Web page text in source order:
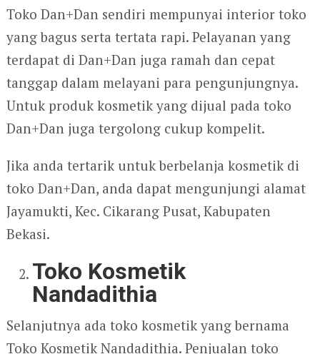
Toko Dan+Dan sendiri mempunyai interior toko
yang bagus serta tertata rapi. Pelayanan yang
terdapat di Dan+Dan juga ramah dan cepat
tanggap dalam melayani para pengunjungnya.
Untuk produk kosmetik yang dijual pada toko
Dan+Dan juga tergolong cukup kompelit.
Jika anda tertarik untuk berbelanja kosmetik di
toko Dan+Dan, anda dapat mengunjungi alamat
Jayamukti, Kec. Cikarang Pusat, Kabupaten
Bekasi.
Toko Kosmetik
Nandadithia
Selanjutnya ada toko kosmetik yang bernama
Toko Kosmetik Nandadithia. Penjualan toko